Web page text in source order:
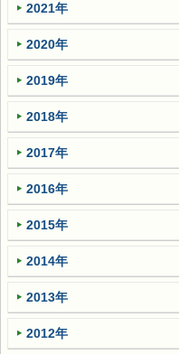
2021年
2020年
2019年
2018年
2017年
2016年
2015年
2014年
2013年
2012年